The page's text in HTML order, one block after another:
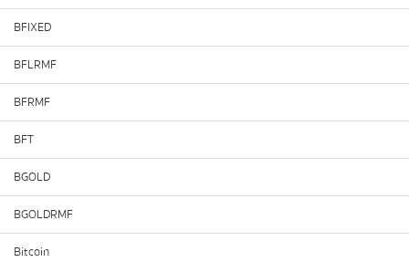
BFIXED
BFLRMF
BFRMF
BFT
BGOLD
BGOLDRMF
Bitcoin